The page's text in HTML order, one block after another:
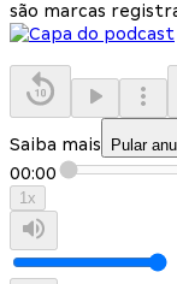
são marcas
Saiba mais Pular
00:00
1x